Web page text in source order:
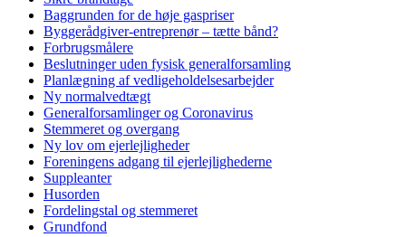
Baggrunden for de høje gaspriser
Byggerådgiver-entreprenør – tætte bånd?
Forbrugsmålere
Beslutninger uden fysisk generalforsamling
Planlægning af vedligeholdelsesarbejder
Ny normalvedtægt
Generalforsamlinger og Coronavirus
Stemmeret og overgang
Ny lov om ejerlejligheder
Foreningens adgang til ejerlejlighederne
Suppleanter
Husorden
Fordelingstal og stemmeret
Grundfond